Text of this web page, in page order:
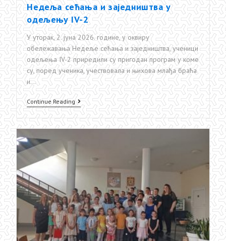
Недеља сећања и заједништва у
одељењу IV-2
У уторак, 2. јуна 2026. године, у оквиру
обележавања Недеље сећања и заједништва, ученици
одељења IV-2 приредили су пригодан програм у коме
су, поред ученика, учествовала и њихова млађа браћа
и…
Continue Reading
Недеља
сећања
и
2